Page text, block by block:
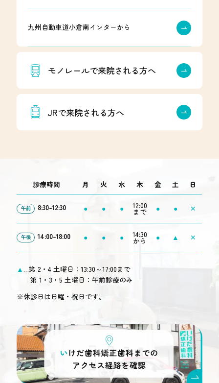
九州自動車道小倉南インターから
モノレールで来院される方へ
JRで来院される方へ
診療時間 月 火 水 木 金 土 日
午前 8:30-12:30 ● ● ● 12:00
まで ● ● ✕
午後 14:00-18:00 ● ● ● 14:30
から ● ▲ ✕
▲ …第 2・4 土曜日：13:30～17:00まで
第 1・3・5 土曜日：午前診療のみ
※休診日は日曜・祝日です。